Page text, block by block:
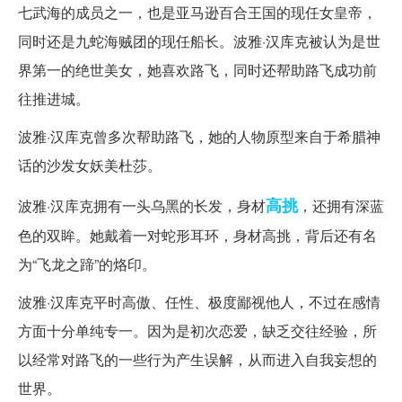
七武海的成员之一，也是亚马逊百合王国的现任女皇帝，
同时还是九蛇海贼团的现任船长。波雅·汉库克被认为是世
界第一的绝世美女，她喜欢路飞，同时还帮助路飞成功前
往推进城。
波雅·汉库克曾多次帮助路飞，她的人物原型来自于希腊神
话的沙发女妖美杜莎。
波雅·汉库克拥有一头乌黑的长发，身材高挑，还拥有深蓝
色的双眸。她戴着一对蛇形耳环，身材高挑，背后还有名
为“飞龙之蹄”的烙印。
波雅·汉库克平时高傲、任性、极度鄙视他人，不过在感情
方面十分单纯专一。因为是初次恋爱，缺乏交往经验，所
以经常对路飞的一些行为产生误解，从而进入自我妄想的
世界。